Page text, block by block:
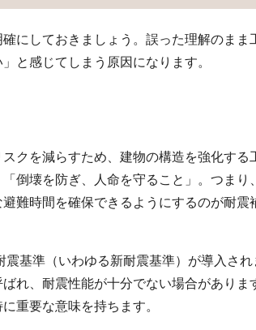
にしておきましょう。誤った理解のまま
と感じてしまう原因になります。
クを減らすため、建物の構造を強化する
倒壊を防ぎ、人命を守ること」。つまり
難時間を確保できるようにするのが耐震
基準（いわゆる新耐震基準）が導入され
れ、耐震性能が十分でない場合がありま
重要な意味を持ちます。